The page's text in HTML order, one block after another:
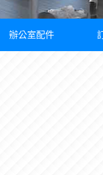
辦公室配件